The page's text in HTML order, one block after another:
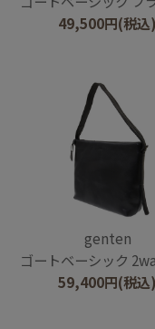
49,500円(税込)
genten
ゴートベーシック 2wayショルダ
59,400円(税込)